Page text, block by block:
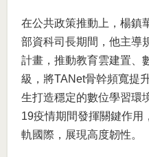
在公共政策推動上，楊鎮
部資科司長期間，他主導
計畫，推動教育雲建置、
級，將TANet骨幹頻寬提
生打造穩定的數位學習環
19疫情期間發揮關鍵作用
軌國際，展現高度韌性。